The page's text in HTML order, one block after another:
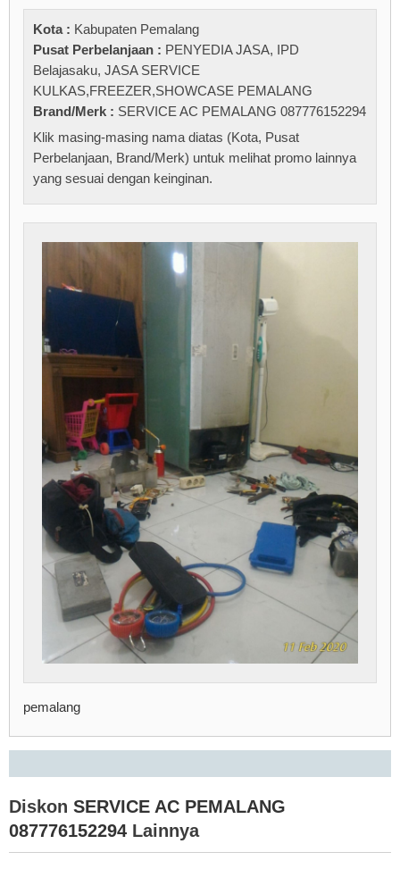
Kota : Kabupaten Pemalang
Pusat Perbelanjaan : PENYEDIA JASA, IPD
Belajasaku, JASA SERVICE
KULKAS,FREEZER,SHOWCASE PEMALANG
Brand/Merk : SERVICE AC PEMALANG 087776152294
Klik masing-masing nama diatas (Kota, Pusat
Perbelanjaan, Brand/Merk) untuk melihat promo lainnya
yang sesuai dengan keinginan.
pemalang
Diskon SERVICE AC PEMALANG
087776152294 Lainnya